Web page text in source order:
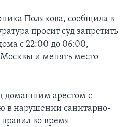
Полякова, сообщила в
просит суд запретить
с 22:00 до 06:00,
и менять место
домашним арестом с
в нарушении санитарно-
во время